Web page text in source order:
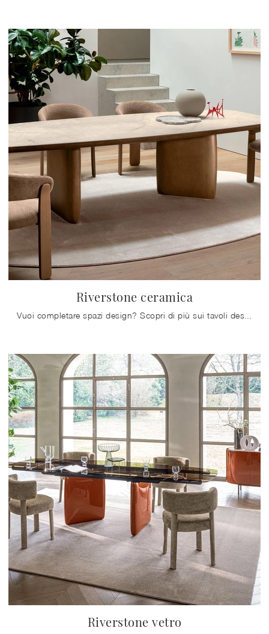
Riverstone ceramica
Riverstone vetro